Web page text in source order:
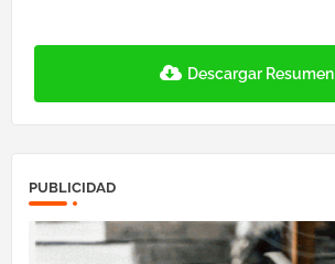
Descargar Resumen
PUBLICIDAD